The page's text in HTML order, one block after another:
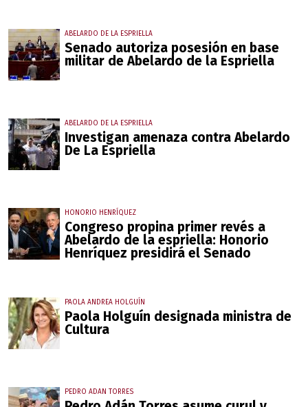
ABELARDO DE LA ESPRIELLA
Senado autoriza posesión en base
militar de Abelardo de la Espriella
ABELARDO DE LA ESPRIELLA
Investigan amenaza contra Abelardo
De La Espriella
HONORIO HENRÍQUEZ
Congreso propina primer revés a
Abelardo de la espriella: Honorio
Henríquez presidirá el Senado
PAOLA ANDREA HOLGUÍN
Paola Holguín designada ministra de
Cultura
PEDRO ADAN TORRES